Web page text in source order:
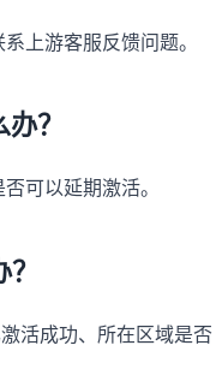
上游客服反馈问题。
？
可以延期激活。
活成功、所在区域是否